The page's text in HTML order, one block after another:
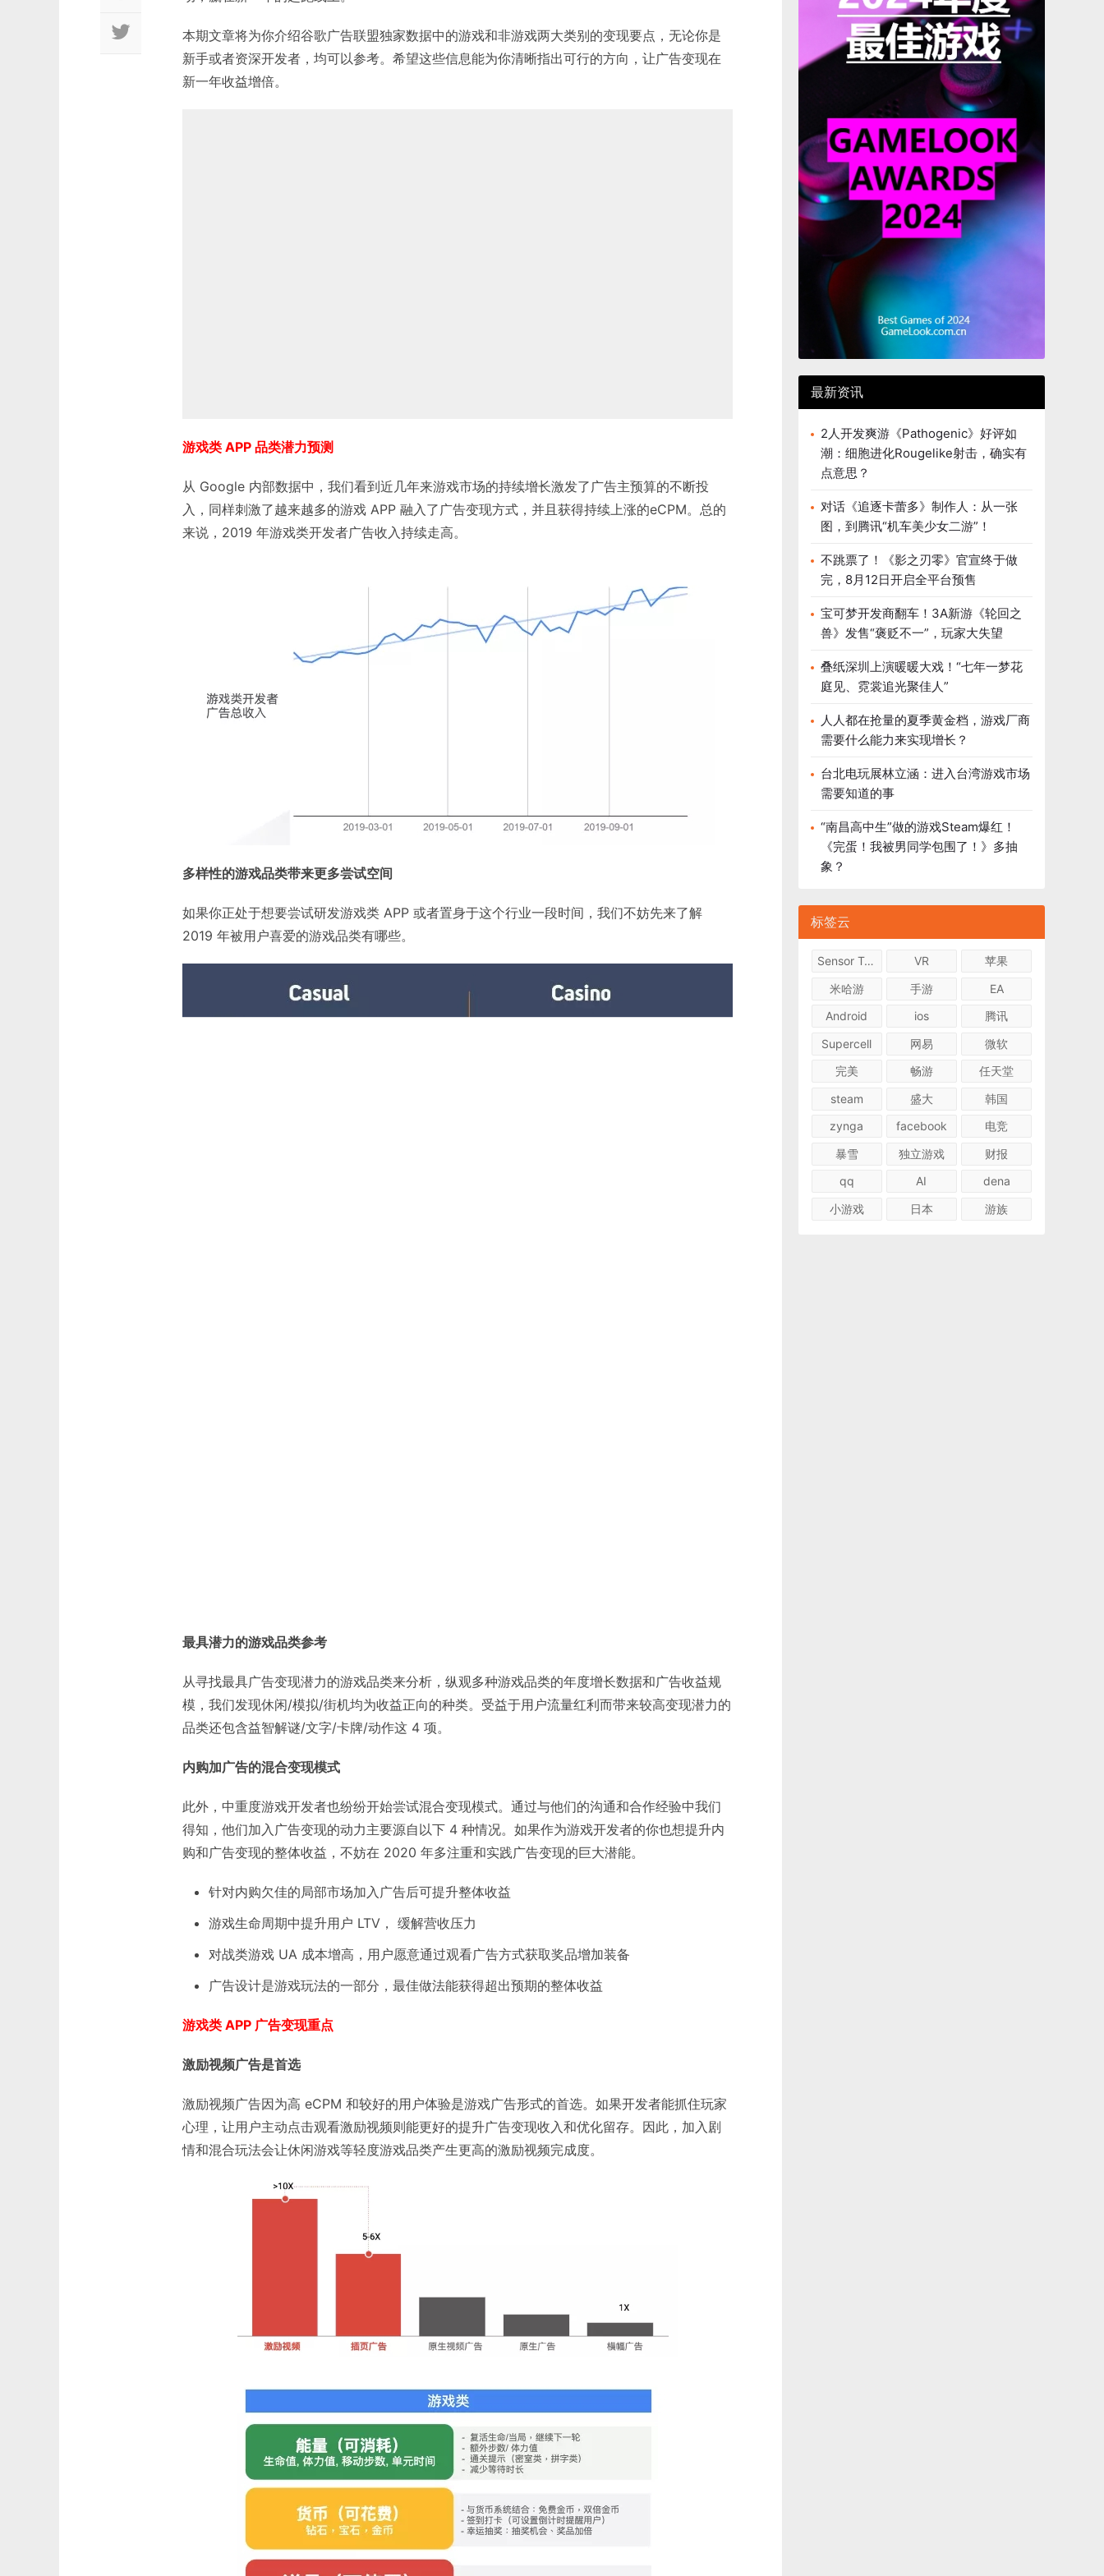
本期文章将为你介绍谷歌广告联盟独家数据中的游戏和非游戏两大类别的变现要点，无论你是
新手或者资深开发者，均可以参考。希望这些信息能为你清晰指出可行的方向，让广告变现在
新一年收益增倍。
游戏类 APP 品类潜力预测
从 Google 内部数据中，我们看到近几年来游戏市场的持续增长激发了广告主预算的不断投
入，同样刺激了越来越多的游戏 APP 融入了广告变现方式，并且获得持续上涨的eCPM。总的
来说，2019 年游戏类开发者广告收入持续走高。
多样性的游戏品类带来更多尝试空间
如果你正处于想要尝试研发游戏类 APP 或者置身于这个行业一段时间，我们不妨先来了解
2019 年被用户喜爱的游戏品类有哪些。
最具潜力的游戏品类参考
从寻找最具广告变现潜力的游戏品类来分析，纵观多种游戏品类的年度增长数据和广告收益规
模，我们发现休闲/模拟/街机均为收益正向的种类。受益于用户流量红利而带来较高变现潜力的
品类还包含益智解谜/文字/卡牌/动作这 4 项。
内购加广告的混合变现模式
此外，中重度游戏开发者也纷纷开始尝试混合变现模式。通过与他们的沟通和合作经验中我们
得知，他们加入广告变现的动力主要源自以下 4 种情况。如果作为游戏开发者的你也想提升内
购和广告变现的整体收益，不妨在 2020 年多注重和实践广告变现的巨大潜能。
针对内购欠佳的局部市场加入广告后可提升整体收益
游戏生命周期中提升用户 LTV， 缓解营收压力
对战类游戏 UA 成本增高，用户愿意通过观看广告方式获取奖品增加装备
广告设计是游戏玩法的一部分，最佳做法能获得超出预期的整体收益
游戏类 APP 广告变现重点
激励视频广告是首选
激励视频广告因为高 eCPM 和较好的用户体验是游戏广告形式的首选。如果开发者能抓住玩家
心理，让用户主动点击观看激励视频则能更好的提升广告变现收入和优化留存。因此，加入剧
情和混合玩法会让休闲游戏等轻度游戏品类产生更高的激励视频完成度。
最新资讯
2人开发爽游《Pathogenic》好评如
潮：细胞进化Rougelike射击，确实有
点意思？
对话《追逐卡蕾多》制作人：从一张
图，到腾讯“机车美少女二游”！
不跳票了！《影之刃零》官宣终于做
完，8月12日开启全平台预售
宝可梦开发商翻车！3A新游《轮回之
兽》发售“褒贬不一”，玩家大失望
叠纸深圳上演暖暖大戏！“七年一梦花
庭见、霓裳追光聚佳人”
人人都在抢量的夏季黄金档，游戏厂商
需要什么能力来实现增长？
台北电玩展林立涵：进入台湾游戏市场
需要知道的事
“南昌高中生”做的游戏Steam爆红！
《完蛋！我被男同学包围了！》多抽
象？
标签云
Sensor Tower VR
苹果
米哈游
手游
EA
Android
ios
腾讯
Supercell
网易
微软
完美
畅游
任天堂
steam
盛大
韩国
zynga
facebook
电竞
暴雪
独立游戏
财报
qq
AI
dena
小游戏
日本 游族